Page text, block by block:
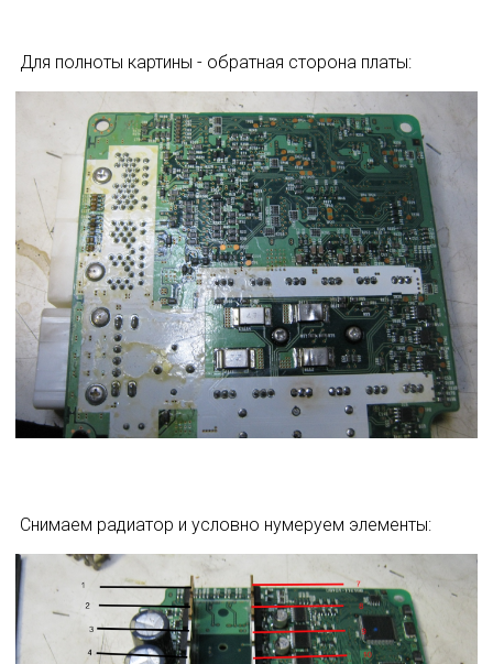
Для полноты картины - обратная сторона платы:
Снимаем радиатор и условно нумеруем элементы: